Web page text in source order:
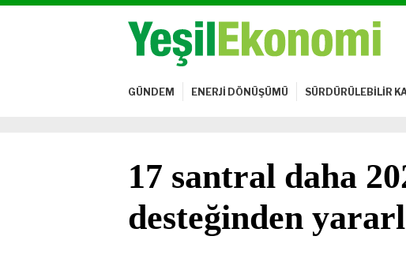
GÜNDEM ENERJİ DÖNÜŞÜMÜ SÜRDÜRÜLEBİLİR
17 santral daha
desteğinden